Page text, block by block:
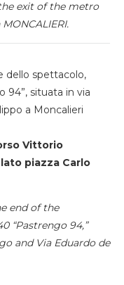
exit of the metro
dello spettacolo,
94”, situata in via
a Moncalieri
Vittorio
piazza Carlo
end of the
“Pastrengo 94,”
and Via Eduardo de